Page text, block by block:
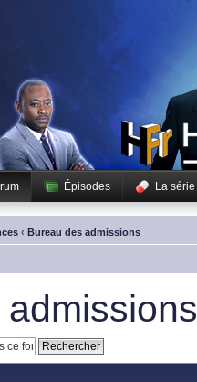
Épisodes La série
‹ Bureau des admissions